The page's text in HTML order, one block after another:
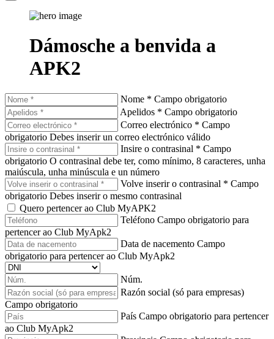
Dámosche a benvida a
APK2
Nome * Campo obrigatorio
Apelidos * Campo obrigatorio
Correo electrónico * Campo
obrigatorio Debes inserir un correo electrónico válido
Insire o contrasinal * Campo
obrigatorio O contrasinal debe ter, como mínimo, 8 caracteres, unha
maiúscula, unha minúscula e un número
Volve inserir o contrasinal * Campo
obrigatorio Debes inserir o mesmo contrasinal
Quero pertencer ao Club MyAPK2
Teléfono Campo obrigatorio para
pertencer ao Club MyApk2
Data de nacemento Campo
obrigatorio para pertencer ao Club MyApk2
Núm.
Razón social (só para empresas)
Campo obrigatorio
País Campo obrigatorio para pertencer
ao Club MyApk2